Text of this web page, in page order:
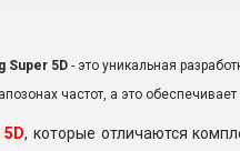
Super 5D - это уникальная
частот, а это
5D, которые отличаются